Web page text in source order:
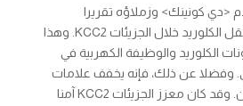
11/2013 قدم <دي كونينك> وزملاؤه تقريرا
باكتشاف مركب يدعم نقل الكلوريد خلال الجزيئات KCC2. وهذا
الكلوريد والوظيفة الكهربية في
وفضلا عن ذلك، فإنه يخفف علامات
الألم العصبي في الجرذان. وقد كان معزز الجزيئات KCC2 آمنا